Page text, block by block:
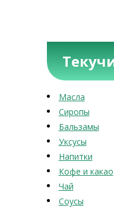
Масла
Сиропы
Бальзамы
Уксусы
Напитки
Кофе и какао
Чай
Соусы